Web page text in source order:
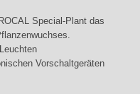
Special-Plant das
Vorschaltgeräten